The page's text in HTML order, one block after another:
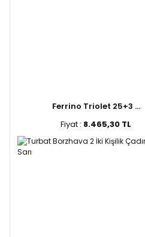
Ferrino Triolet 25+3 ...
Fiyat : 8.465,30 TL